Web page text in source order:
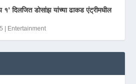
१’ दिलजित डोसांझ यांच्या ढाकड एंट्रीमधील
Entertainment